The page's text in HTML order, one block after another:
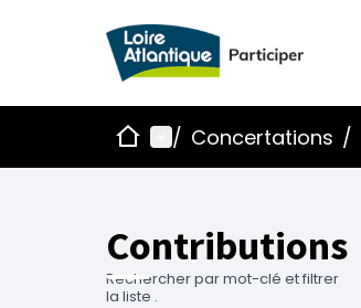
AccueilMenu principal
/ Concertations /
Contributions
Rechercher par mot-clé et filtrer
la liste .